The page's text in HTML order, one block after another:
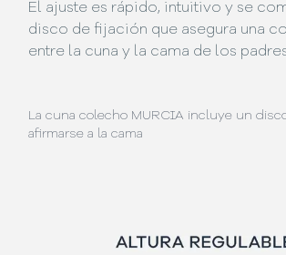
El ajuste es rápido, intuitivo y se
disco de fijación que asegura una
entre la cuna y la cama de los
La cuna colecho MURCIA incluye un
afirmarse a la cama